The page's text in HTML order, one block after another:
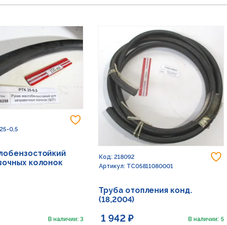
Добавить в избранное
0,5
колонок
В наличии: 3
Код: 218092
Артикул: TC05811080001
Труба отопления конд.
(18,2004)
1 942 ₽ В наличии: 5